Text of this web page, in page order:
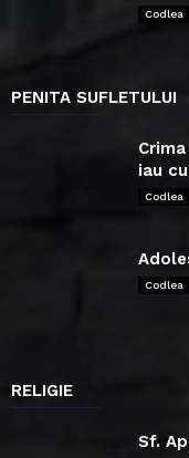
Codlea
PENITA SUFLETULUI
iau
Codlea
Codlea
RELIGIE
Sf.